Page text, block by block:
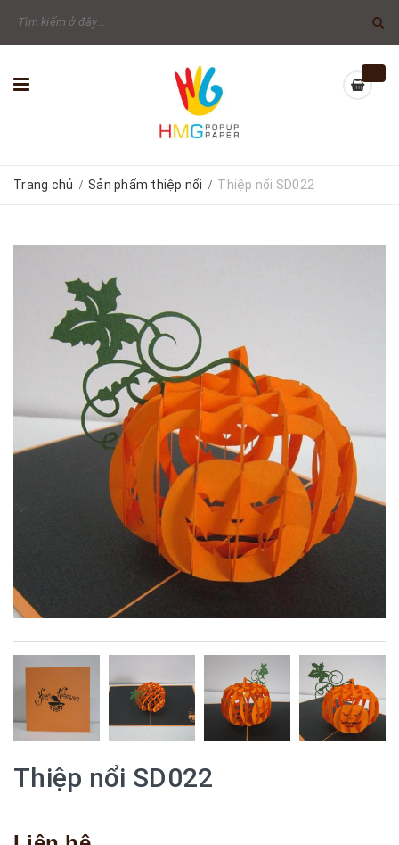
Trang chủ / Sản phẩm thiệp nổi / Thiệp nổi SD022
Thiệp nổi SD022